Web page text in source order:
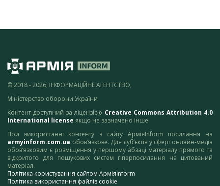
© 2018 - 2026, ІНФОРМАЦІЙНЕ АГЕНТСТВО,
Міністерство оборони України
Контент доступний за ліцензією Creative Commons Attribution 4.0
International license якщо не зазначено інше.
При використанні контенту з сайту АрміяInform посилання на
armyinform.com.ua обов’язкове. Для суб’єктів у сфері онлайн-медіа
обов’язковим є розміщення у першому абзаці матеріалу прямого та
відкритого для пошукових систем гіперпосилання на цитований
матеріал.
Політика користування сайтом АрміяInform
Політика використання файлів cookie